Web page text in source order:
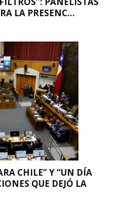
LA PRESENC...
CHILE” Y “UN DÍA
QUE DEJÓ LA